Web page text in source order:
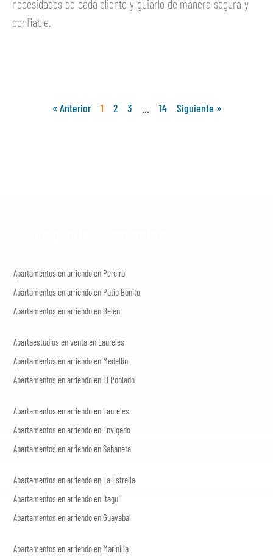
necesidades de cada cliente y guiarlo de manera segura y
confiable.
« Anterior 1 2 3 14 Siguiente »
Apartamentos en arriendo en Pereira
Apartamentos en arriendo en Patio Bonito
Apartamentos en arriendo en Belén
Apartaestudios en venta en Laureles
Apartamentos en arriendo en Medellín
Apartamentos en arriendo en El Poblado
Apartamentos en arriendo en Laureles
Apartamentos en arriendo en Envigado
Apartamentos en arriendo en Sabaneta
Apartamentos en arriendo en La Estrella
Apartamentos en arriendo en Itagui
Apartamentos en arriendo en Guayabal
Apartamentos en arriendo en Marinilla